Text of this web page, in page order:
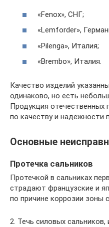
«Fenox», СНГ;
«Lemforder»,
«Pilenga», Италия;
«Brembo», Италия.
Качество изделий
одинаково, но есть
Продукция отечественных
по качеству и надежности
Основные
Протечка сальников
Протечкой в сальниках
страдают французские и
по причине коррозии зоны
2. Течь силовых сальников,